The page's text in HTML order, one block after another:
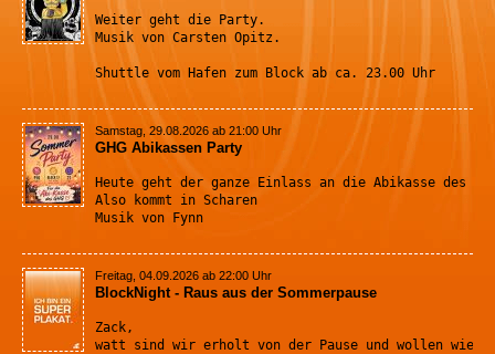
Weiter geht die Party.
Musik von Carsten Opitz.
Shuttle vom Hafen zum Block ab ca. 23.00 Uhr
Samstag, 29.08.2026 ab 21:00 Uhr
GHG Abikassen Party
Heute geht der ganze Einlass an die Abikasse des
Also kommt in Scharen
Musik von Fynn
Freitag, 04.09.2026 ab 22:00 Uhr
BlockNight - Raus aus der Sommerpause
Zack,
watt sind wir erholt von der Pause und wollen